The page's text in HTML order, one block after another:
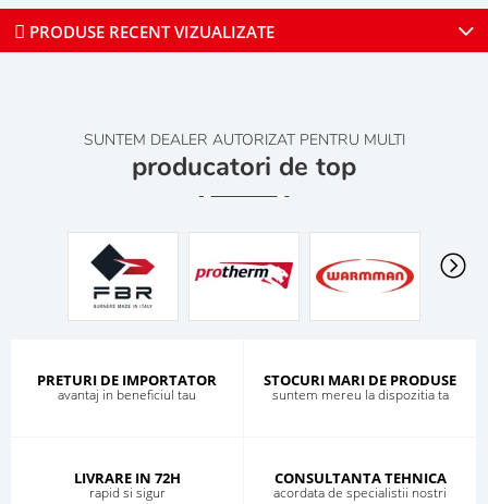
PRODUSE RECENT VIZUALIZATE
SUNTEM DEALER AUTORIZAT PENTRU MULTI
producatori de top
PRETURI DE IMPORTATOR
avantaj in beneficiul tau
STOCURI MARI DE PRODUSE
suntem mereu la dispozitia ta
LIVRARE IN 72H
rapid si sigur
CONSULTANTA TEHNICA
acordata de specialistii nostri